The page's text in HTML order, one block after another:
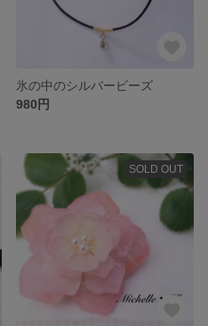
氷の中のシルバービーズ
980円
SOLD OUT